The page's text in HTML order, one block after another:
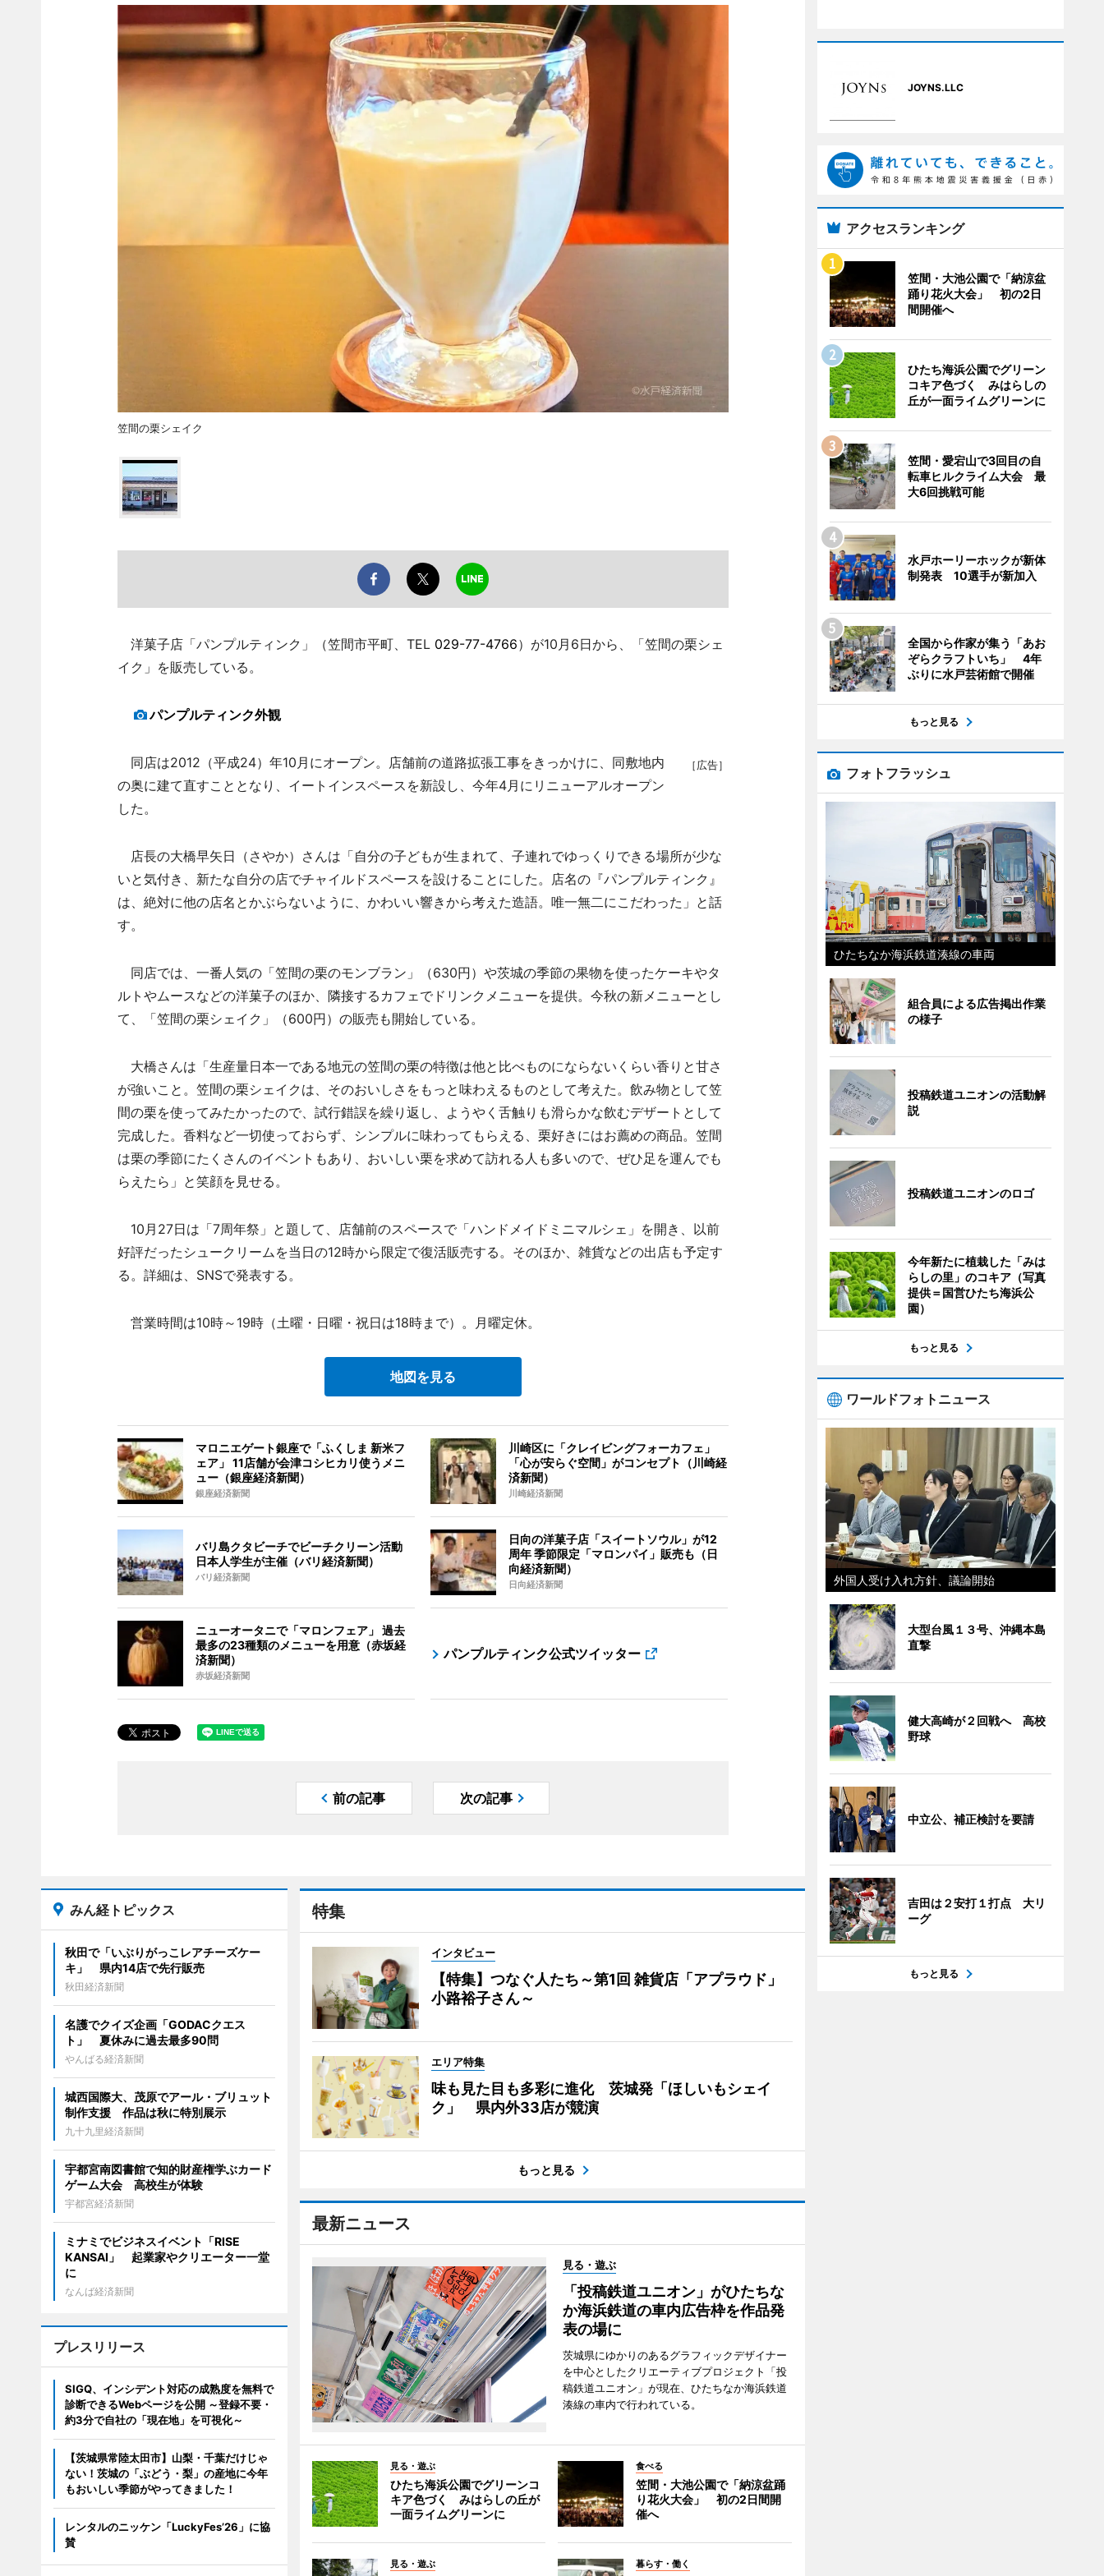
笠間の栗シェイク
洋菓子店「パンプルティンク」（笠間市平町、TEL 029-77-4766）が10月6日から、「笠間の栗シェ
イク」を販売している。
パンプルティンク外観
［広告］
同店は2012（平成24）年10月にオープン。店舗前の道路拡張工事をきっかけに、同敷地内
の奥に建て直すこととなり、イートインスペースを新設し、今年4月にリニューアルオープン
した。
店長の大橋早矢日（さやか）さんは「自分の子どもが生まれて、子連れでゆっくりできる場所が少な
いと気付き、新たな自分の店でチャイルドスペースを設けることにした。店名の『パンプルティンク』
は、絶対に他の店名とかぶらないように、かわいい響きから考えた造語。唯一無二にこだわった」と話
す。
同店では、一番人気の「笠間の栗のモンブラン」（630円）や茨城の季節の果物を使ったケーキやタ
ルトやムースなどの洋菓子のほか、隣接するカフェでドリンクメニューを提供。今秋の新メニューとし
て、「笠間の栗シェイク」（600円）の販売も開始している。
大橋さんは「生産量日本一である地元の笠間の栗の特徴は他と比べものにならないくらい香りと甘さ
が強いこと。笠間の栗シェイクは、そのおいしさをもっと味わえるものとして考えた。飲み物として笠
間の栗を使ってみたかったので、試行錯誤を繰り返し、ようやく舌触りも滑らかな飲むデザートとして
完成した。香料など一切使っておらず、シンプルに味わってもらえる、栗好きにはお薦めの商品。笠間
は栗の季節にたくさんのイベントもあり、おいしい栗を求めて訪れる人も多いので、ぜひ足を運んでも
らえたら」と笑顔を見せる。
10月27日は「7周年祭」と題して、店舗前のスペースで「ハンドメイドミニマルシェ」を開き、以前
好評だったシュークリームを当日の12時から限定で復活販売する。そのほか、雑貨などの出店も予定す
る。詳細は、SNSで発表する。
営業時間は10時～19時（土曜・日曜・祝日は18時まで）。月曜定休。
地図を見る
マロニエゲート銀座で「ふくしま 新米フ
ェア」 11店舗が会津コシヒカリ使うメニ
ュー（銀座経済新聞）
銀座経済新聞
川崎区に「クレイビングフォーカフェ」
「心が安らぐ空間」がコンセプト（川崎経
済新聞）
川崎経済新聞
バリ島クタビーチでビーチクリーン活動
日本人学生が主催（バリ経済新聞）
バリ経済新聞
日向の洋菓子店「スイートソウル」が12
周年 季節限定「マロンパイ」販売も（日
向経済新聞）
日向経済新聞
ニューオータニで「マロンフェア」 過去
最多の23種類のメニューを用意（赤坂経
済新聞）
赤坂経済新聞
パンプルティンク公式ツイッター
前の記事 次の記事
特集
インタビュー
【特集】つなぐ人たち～第1回 雑貨店「アプラウド」
小路裕子さん～
エリア特集
味も見た目も多彩に進化 茨城発「ほしいもシェイ
ク」 県内外33店が競演
もっと見る
最新ニュース
見る・遊ぶ
「投稿鉄道ユニオン」がひたちな
か海浜鉄道の車内広告枠を作品発
表の場に
茨城県にゆかりのあるグラフィックデザイナー
を中心としたクリエーティブプロジェクト「投
稿鉄道ユニオン」が現在、ひたちなか海浜鉄道
湊線の車内で行われている。
見る・遊ぶ
ひたち海浜公園でグリーンコ
キア色づく みはらしの丘が
一面ライムグリーンに
食べる
笠間・大池公園で「納涼盆踊
り花火大会」 初の2日間開
催へ
見る・遊ぶ 暮らす・働く
みん経トピックス
秋田で「いぶりがっこレアチーズケー
キ」 県内14店で先行販売
秋田経済新聞
名護でクイズ企画「GODACクエス
ト」 夏休みに過去最多90問
やんばる経済新聞
城西国際大、茂原でアール・ブリュット
制作支援 作品は秋に特別展示
九十九里経済新聞
宇都宮南図書館で知的財産権学ぶカード
ゲーム大会 高校生が体験
宇都宮経済新聞
ミナミでビジネスイベント「RISE
KANSAI」 起業家やクリエーター一堂
に
なんば経済新聞
プレスリリース
SIGQ、インシデント対応の成熟度を無料で
診断できるWebページを公開 ～登録不要・
約3分で自社の「現在地」を可視化～
【茨城県常陸太田市】山梨・千葉だけじゃ
ない！茨城の「ぶどう・梨」の産地に今年
もおいしい季節がやってきました！
レンタルのニッケン「LuckyFes’26」に協
賛
JOYNS.LLC
アクセスランキング
笠間・大池公園で「納涼盆
踊り花火大会」 初の2日
間開催へ
ひたち海浜公園でグリーン
コキア色づく みはらしの
丘が一面ライムグリーンに
笠間・愛宕山で3回目の自
転車ヒルクライム大会 最
大6回挑戦可能
水戸ホーリーホックが新体
制発表 10選手が新加入
全国から作家が集う「あお
ぞらクラフトいち」 4年
ぶりに水戸芸術館で開催
もっと見る
フォトフラッシュ
ひたちなか海浜鉄道湊線の車両
組合員による広告掲出作業
の様子
投稿鉄道ユニオンの活動解
説
投稿鉄道ユニオンのロゴ
今年新たに植栽した「みは
らしの里」のコキア（写真
提供＝国営ひたち海浜公
園）
もっと見る
ワールドフォトニュース
外国人受け入れ方針、議論開始
大型台風１３号、沖縄本島
直撃
健大高崎が２回戦へ 高校
野球
中立公、補正検討を要請
吉田は２安打１打点 大リ
ーグ
もっと見る